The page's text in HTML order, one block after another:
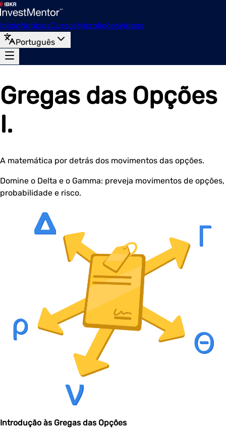
InícioNotíciasCursosMicroliçõesVídeos
Português
Gregas das Opções
I.
A matemática por detrás dos movimentos das opções.
Domine o Delta e o Gamma: preveja movimentos de opções,
probabilidade e risco.
Introdução às Gregas das Opções